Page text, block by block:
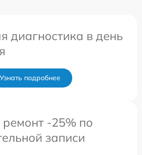
диагностика в день
Узнать подробнее
-25% по
записи